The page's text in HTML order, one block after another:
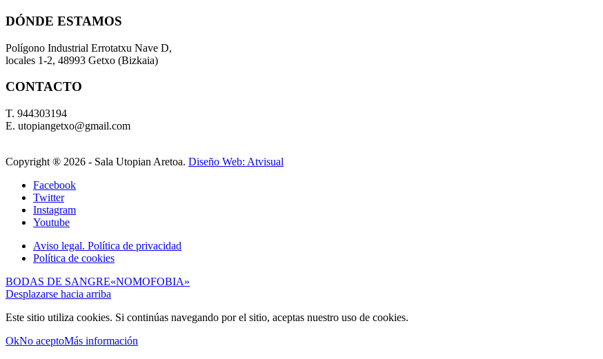
DÓNDE ESTAMOS
Polígono Industrial Errotatxu Nave D,
locales 1-2, 48993 Getxo (Bizkaia)
CONTACTO
T. 944303194
E. utopiangetxo@gmail.com
Copyright ® 2026 - Sala Utopian Aretoa. Diseño Web: Atvisual
Facebook
Twitter
Instagram
Youtube
Aviso legal. Política de privacidad
Política de cookies
BODAS DE SANGRE«NOMOFOBIA»
Desplazarse hacia arriba
Este sitio utiliza cookies. Si continúas navegando por el sitio, aceptas nuestro uso de cookies.
OkNo aceptoMás información